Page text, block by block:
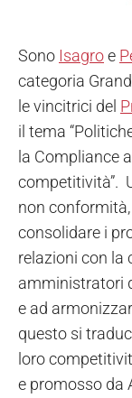
Sono Isagroe
categoria
le vincitrici del
il tema
la Compliance
competitività”.
non
consolidare i
relazioni con la
amministratori
e ad
questo si
loro
e promosso da